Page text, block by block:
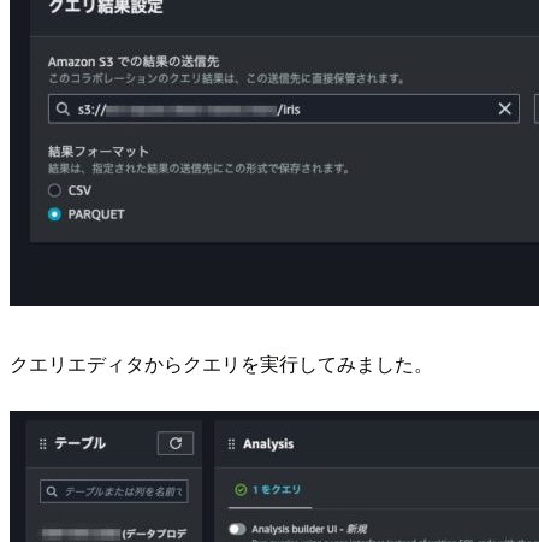
クエリエディタからクエリを実行してみました。